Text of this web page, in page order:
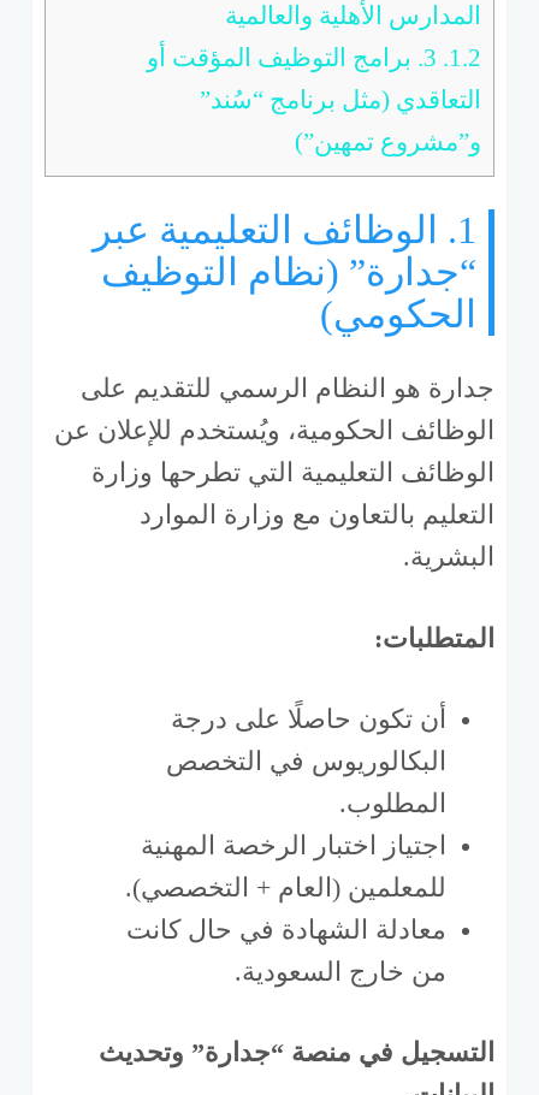
المدارس الأهلية والعالمية
1.2.
3. برامج التوظيف المؤقت أو
التعاقدي (مثل برنامج “سُند”
و”مشروع تمهين”)
1. الوظائف التعليمية عبر
“جدارة” (نظام التوظيف
الحكومي)
جدارة هو النظام الرسمي للتقديم على
الوظائف الحكومية، ويُستخدم للإعلان عن
الوظائف التعليمية التي تطرحها وزارة
التعليم بالتعاون مع وزارة الموارد
البشرية.
المتطلبات:
أن تكون حاصلًا على درجة
البكالوريوس في التخصص
المطلوب.
اجتياز اختبار الرخصة المهنية
للمعلمين (العام + التخصصي).
معادلة الشهادة في حال كانت
من خارج السعودية.
التسجيل في منصة “جدارة” وتحديث